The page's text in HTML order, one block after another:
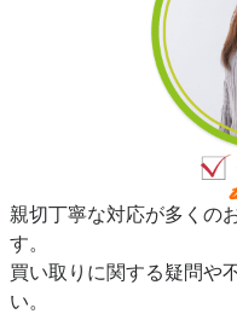
親切丁寧な対応が多くの
す。
買い取りに関する疑問や
い。